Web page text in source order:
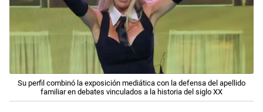
Su perfil combinó la exposición mediática con la defensa del apellido
familiar en debates vinculados a la historia del siglo XX